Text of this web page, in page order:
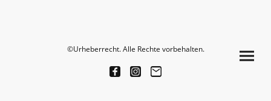
©Urheberrecht. Alle Rechte vorbehalten.